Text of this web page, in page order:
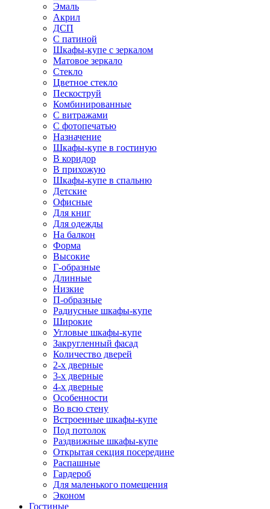
Эмаль
Акрил
ДСП
С патиной
Шкафы-купе с зеркалом
Матовое зеркало
Стекло
Цветное стекло
Пескоструй
Комбинированные
С витражами
С фотопечатью
Назначение
Шкафы-купе в гостиную
В коридор
В прихожую
Шкафы-купе в спальню
Детские
Офисные
Для книг
Для одежды
На балкон
Форма
Высокие
Г-образные
Длинные
Низкие
П-образные
Радиусные шкафы-купе
Широкие
Угловые шкафы-купе
Закругленный фасад
Количество дверей
2-х дверные
3-х дверные
4-х дверные
Особенности
Во всю стену
Встроенные шкафы-купе
Под потолок
Раздвижные шкафы-купе
Открытая секция посередине
Распашные
Гардероб
Для маленького помещения
Эконом
Гостиные